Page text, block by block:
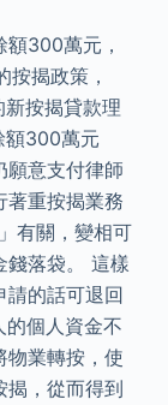
300萬元，
揭政策，
按揭貸款理
額300萬元
願意支付律師
著重按揭業務
有關，變相可
錢落袋。 這樣
請的話可退回
個人資金不
物業轉按，使
揭，從而得到